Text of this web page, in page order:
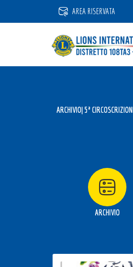
AREA RISERVATA
ARCHIVIO| 5ª
ARCHIVIO